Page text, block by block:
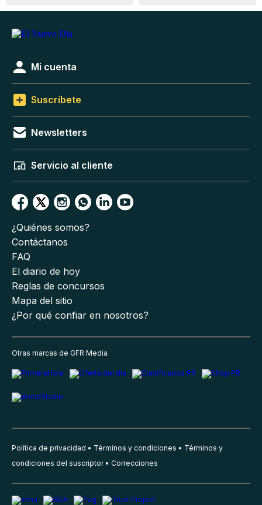
Mi cuenta
Suscríbete
Newsletters
Servicio al cliente
¿Quiénes somos?
Contáctanos
FAQ
El diario de hoy
Reglas de concursos
Mapa del sitio
¿Por qué confiar en nosotros?
Otras marcas de GFR Media
Política de privacidad Términos y condiciones
Términos y
condiciones del suscriptor
Correcciones